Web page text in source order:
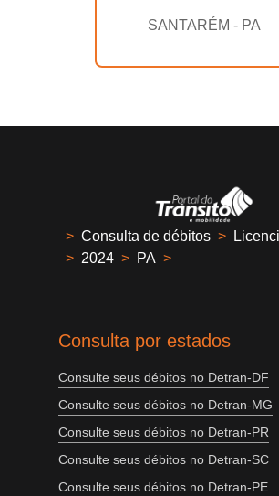
SANTARÉM - PA
> Consulta de débitos >
> 2024 > PA >
Consulta por estados
Consulte seus débitos no Detran-DF
Consulte seus débitos no Detran-MG
Consulte seus débitos no Detran-PR
Consulte seus débitos no Detran-SC
Consulte seus débitos no Detran-PE